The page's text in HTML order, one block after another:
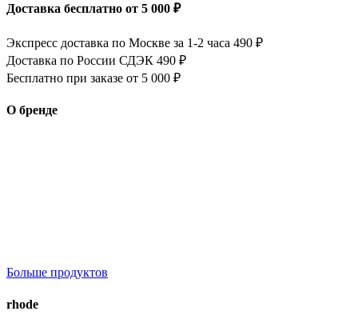
Доставка бесплатно от 5 000 ₽
Экспресс доставка по Москве за 1-2 часа 490 ₽
Доставка по России СДЭК 490 ₽
Бесплатно при заказе от 5 000 ₽
О бренде
Больше продуктов
rhode